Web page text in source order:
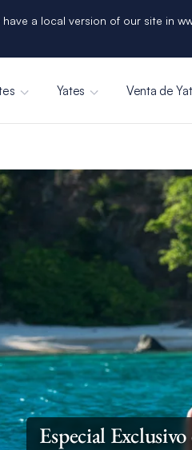
a local version of our site in
Yates Venta de
Especial